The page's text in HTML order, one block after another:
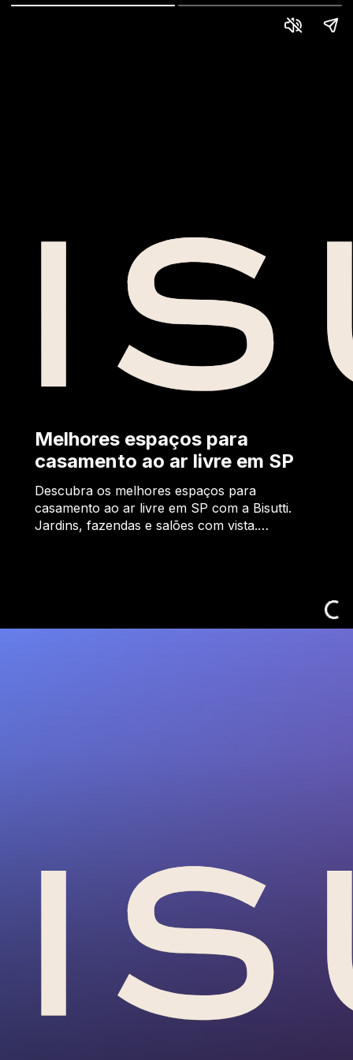
Melhores espaços para
casamento ao ar livre em SP
Descubra os melhores espaços para
casamento ao ar livre em SP com a Bisutti.
Jardins, fazendas e salões com vista.…